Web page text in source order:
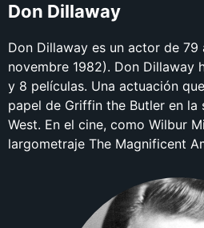
Don Dillaway
Don Dillaway es un actor de 79
novembre 1982). Don Dillaway
y 8 películas. Una actuación
papel de Griffin the Butler en la
West. En el cine, como Wilbur
largometraje The Magnificent